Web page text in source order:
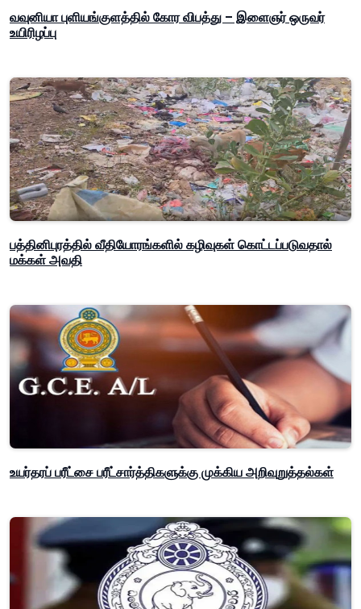
வவுனியா புளியங்குளத்தில் கோர விபத்து – இளைஞர் ஒருவர்
உயிரிழப்பு
பத்தினிபுரத்தில் வீதியோரங்களில் கழிவுகள் கொட்டப்படுவதால்
மக்கள் அவதி
உயர்தரப் பரீட்சை பரீட்சார்த்திகளுக்கு முக்கிய அறிவுறுத்தல்கள்